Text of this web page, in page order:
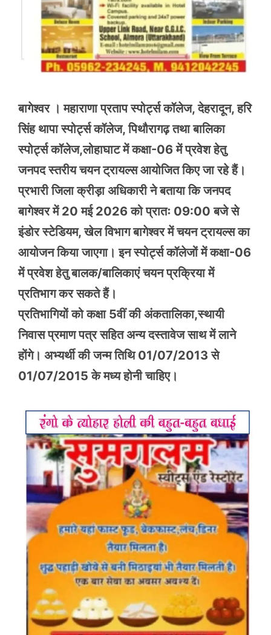
बागेश्वर । महाराणा प्रताप स्पोर्ट्स कॉलेज, देहरादून, हरि
सिंह थापा स्पोर्ट्स कॉलेज, पिथौरागढ़ तथा बालिका
स्पोर्ट्स कॉलेज,लोहाघाट में कक्षा-06 में प्रवेश हेतु
जनपद स्तरीय चयन ट्रायल्स आयोजित किए जा रहे हैं।
प्रभारी जिला क्रीड़ा अधिकारी ने बताया कि जनपद
बागेश्वर में 20 मई 2026 को प्रातः 09:00 बजे से
इंडोर स्टेडियम, खेल विभाग बागेश्वर में चयन ट्रायल्स का
आयोजन किया जाएगा। इन स्पोर्ट्स कॉलेजों में कक्षा-06
में प्रवेश हेतु बालक/बालिकाएं चयन प्रक्रिया में
प्रतिभाग कर सकते हैं।
प्रतिभागियों को कक्षा 5वीं की अंकतालिका,स्थायी
निवास प्रमाण पत्र सहित अन्य दस्तावेज साथ में लाने
होंगे। अभ्यर्थी की जन्म तिथि 01/07/2013 से
01/07/2015 के मध्य होनी चाहिए।